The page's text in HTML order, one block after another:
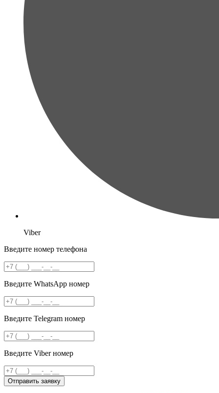
Viber
Введите номер телефона
Введите WhatsApp номер
Введите Telegram номер
Введите Viber номер
Отправить заявку